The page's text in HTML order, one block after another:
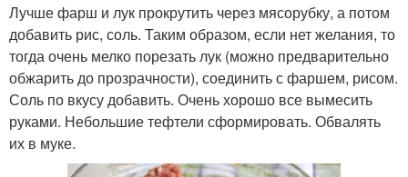
Лучше фарш и лук прокрутить через мясорубку, а потом
добавить рис, соль. Таким образом, если нет желания, то
тогда очень мелко порезать лук (можно предварительно
обжарить до прозрачности), соединить с фаршем, рисом.
Соль по вкусу добавить. Очень хорошо все вымесить
руками. Небольшие тефтели сформировать. Обвалять
их в муке.